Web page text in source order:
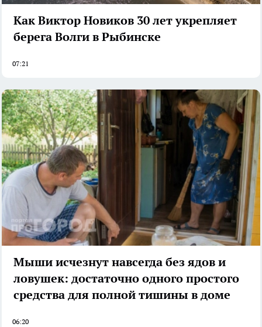
Как Виктор Новиков 30 лет укрепляет
берега Волги в Рыбинске
07:21
Мыши исчезнут навсегда без ядов и
ловушек: достаточно одного простого
средства для полной тишины в доме
06:20